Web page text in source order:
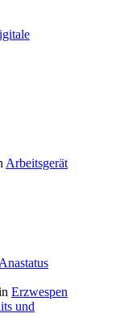
Arbeitsgerät
Erzwespen
und